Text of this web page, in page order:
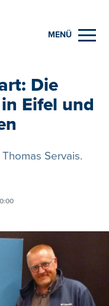
MENÜ
Die
Eifel und
Servais.